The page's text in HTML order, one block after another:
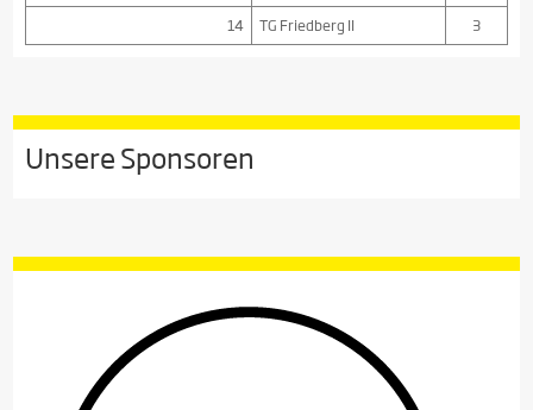
14
TG Friedberg II 3
Unsere Sponsoren